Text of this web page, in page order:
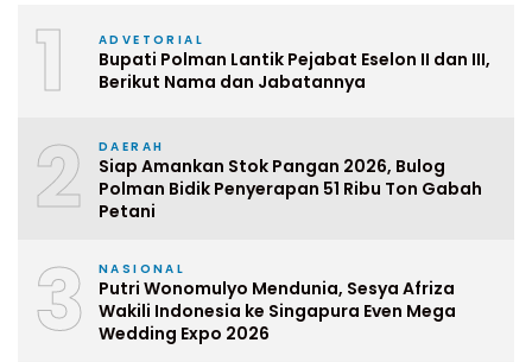
1 ADVETORIAL
Bupati Polman Lantik Pejabat Eselon II dan III,
Berikut Nama dan Jabatannya
2 DAERAH
Siap Amankan Stok Pangan 2026, Bulog
Polman Bidik Penyerapan 51 Ribu Ton Gabah
Petani
3 NASIONAL
Putri Wonomulyo Mendunia, Sesya Afriza
Wakili Indonesia ke Singapura Even Mega
Wedding Expo 2026